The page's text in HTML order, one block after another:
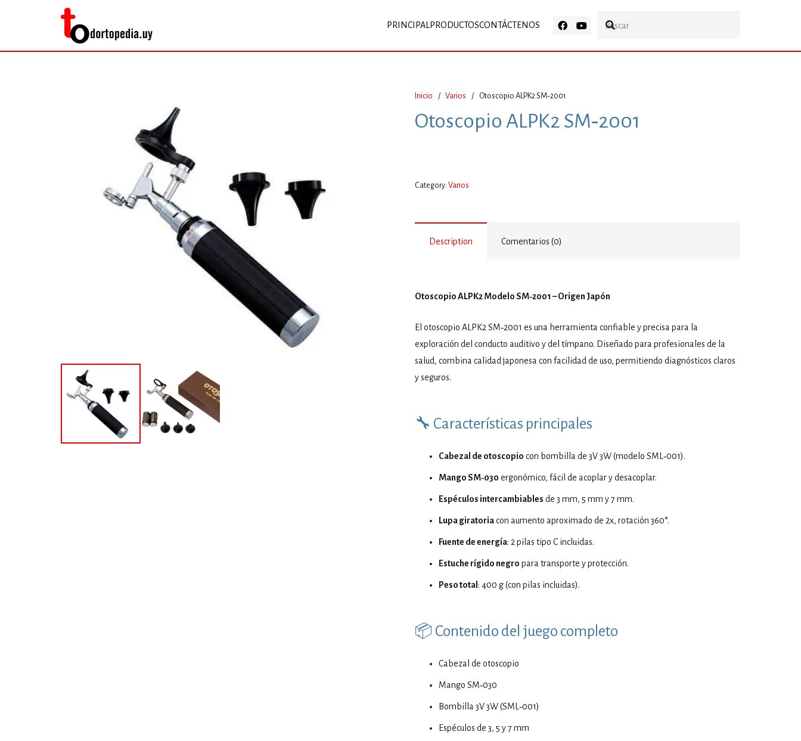
PRINCIPAL PRODUCTOSCONTÁCTENOS
Inicio / Varios / Otoscopio ALPK2 SM‑2001
Otoscopio ALPK2 SM‑2001
Category: Varios
Description Comentarios (0)
Otoscopio ALPK2 Modelo SM‑2001 – Origen Japón
El otoscopio ALPK2 SM‑2001 es una herramienta confiable y precisa para la
exploración del conducto auditivo y del tímpano. Diseñado para profesionales de la
salud, combina calidad japonesa con facilidad de uso, permitiendo diagnósticos claros
y seguros.
🔧 Características principales
Cabezal de otoscopio con bombilla de 3V 3W (modelo SML‑001).
Mango SM‑030 ergonómico, fácil de acoplar y desacoplar.
Espéculos intercambiables de 3 mm, 5 mm y 7 mm.
Lupa giratoriacon aumento aproximado de 2x, rotación 360°.
Fuente de energía: 2 pilas tipo C incluidas.
Estuche rígido negro para transporte y protección.
Peso total: 400 g (con pilas incluidas).
📦 Contenido del juego completo
Cabezal de otoscopio
Mango SM‑030
Bombilla 3V 3W (SML‑001)
Espéculos de 3, 5 y 7 mm